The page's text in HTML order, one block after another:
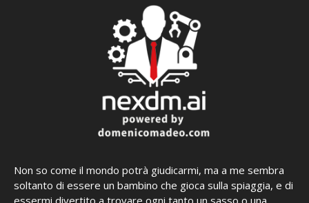
Non so come il mondo potrà giudicarmi, ma a me sembra
soltanto di essere un bambino che gioca sulla spiaggia, e di
essermi divertito a trovare ogni tanto un sasso o una